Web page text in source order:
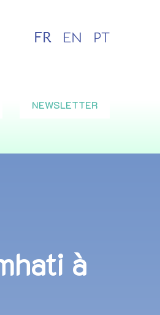
FR EN PT
NEWSLETTER
à